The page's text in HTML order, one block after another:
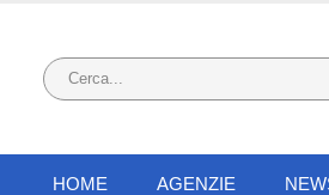
HOME AGENZIE